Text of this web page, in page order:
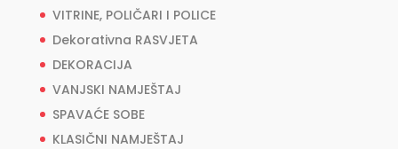
VITRINE, POLIČARI I POLICE
Dekorativna RASVJETA
DEKORACIJA
VANJSKI NAMJEŠTAJ
SPAVAĆE SOBE
KLASIČNI NAMJEŠTAJ